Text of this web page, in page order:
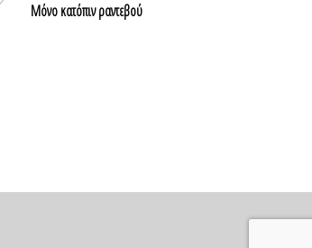
Μόνο κατόπιν ραντεβού